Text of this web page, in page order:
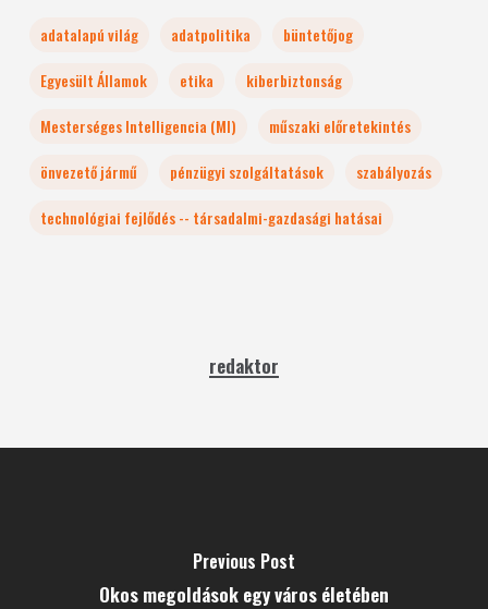
adatalapú világ adatpolitika
büntetőjog
Egyesült Államok
etika
kiberbiztonság
Mesterséges Intelligencia (MI)
műszaki előretekintés
önvezető jármű
pénzügyi szolgáltatások
szabályozás
technológiai fejlődés -- társadalmi-gazdasági hatásai
redaktor
Previous Post
Okos megoldások egy város életében